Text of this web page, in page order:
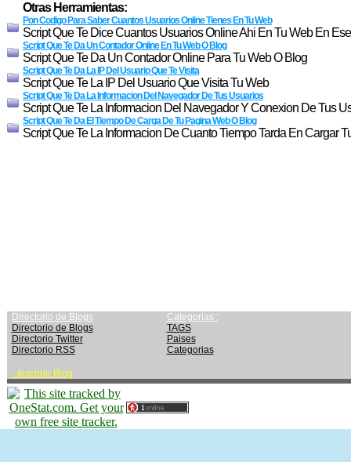
Otras Herramientas:
Pon Codigo Para Saber Cuantos Usuarios Online Tienes En Tu Web
Script Que Te Dice Cuantos Usuarios Online Ahi En Tu Web En
Script Que Te Da Un Contador Online En Tu Web O Blog
Script Que Te Da Un Contador Online Para Tu Web O Blog
Script Que Te Da La IP Del Usuario Que Te Visita
Script Que Te La IP Del Usuario Que Visita Tu Web
Script Que Te Da La Informacion Del Navegador De Tus Usuarios
Script Que Te La Informacion Del Navegador Y Conexion De Tus
Script Que Te Da El Tiempo De Carga De Tu Pagina Web O Blog
Script Que Te La Informacion De Cuanto Tiempo Tarda En Cargar
Directorio de Blogs
Directorio de Blogs
Directorio Twitter
Directorio RSS
- Inscribir Blog
Categorias :
TAGS
Paises
Categorias